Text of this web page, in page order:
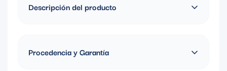
Descripción del producto
"SS"HORIZONTAL P/CABLE 120 mm2 a 120 mm2
Procedencia y Garantía